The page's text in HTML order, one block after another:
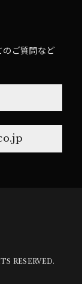
のご質問など
RESERVED.